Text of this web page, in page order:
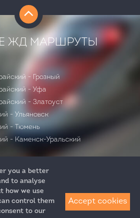
ЖД МАРШРУТЫ
- Грозный
- Уфа
- Златоуст
- Ульяновск
- Тюмень
- Каменск-Уральский
you a better
to analyse
how we use
control them
to our
Accept cookies